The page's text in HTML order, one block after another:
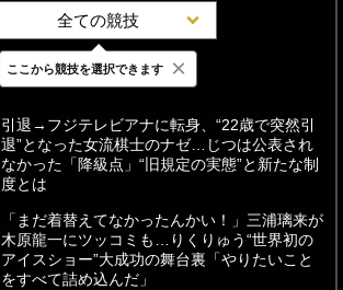
全ての競技
最新 24時間 週間
引退→フジテレビアナに転身、“22歳で突然引
退”となった女流棋士のナゼ…じつは公表され
なかった「降級点」“旧規定の実態”と新たな制
度とは
「まだ着替えてなかったんかい！」三浦璃来が
木原龍一にツッコミも…りくりゅう“世界初の
アイスショー”大成功の舞台裏「やりたいこと
をすべて詰め込んだ」
ここから競技を選択できます ×